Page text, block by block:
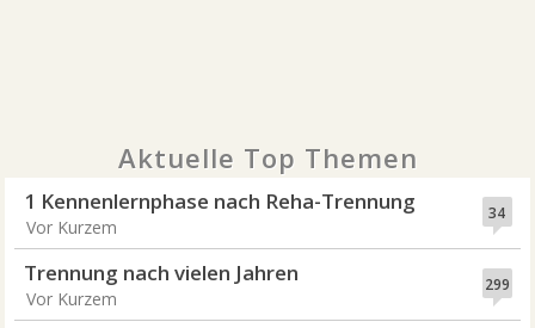
Aktuelle Top Themen
34
1 Kennenlernphase nach Reha-Trennung
Vor Kurzem
299
Trennung nach vielen Jahren
Vor Kurzem